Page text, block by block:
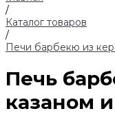
/
Каталог товаров
/
Печи барбекю из
Печь
казаном